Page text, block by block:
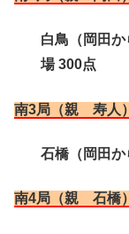
白鳥（岡田
場 300点
南3局（親 寿人
石橋（岡田
南4局（親 石橋